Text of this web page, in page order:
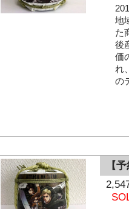
地
た
後
価
れ
の
【